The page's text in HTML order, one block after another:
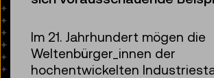
Im 21. Jahrhundert mögen die
Weltenbürger_innen der
hochentwickelten